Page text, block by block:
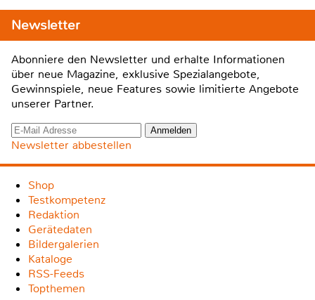
Newsletter
Abonniere den Newsletter und erhalte Informationen
über neue Magazine, exklusive Spezialangebote,
Gewinnspiele, neue Features sowie limitierte Angebote
unserer Partner.
Newsletter abbestellen
Shop
Testkompetenz
Redaktion
Gerätedaten
Bildergalerien
Kataloge
RSS-Feeds
Topthemen